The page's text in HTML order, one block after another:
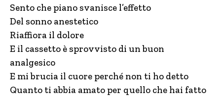
Sento che piano svanisce l’effetto
Del sonno anestetico
Riaffiora il dolore
E il cassetto è sprovvisto di un buon
analgesico
E mi brucia il cuore perché non ti ho detto
Quanto ti abbia amato per quello che hai fatto